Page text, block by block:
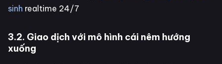
sinh realtime 24/7
3.2. Giao dịch với mô hình cái nêm hướng
xuống